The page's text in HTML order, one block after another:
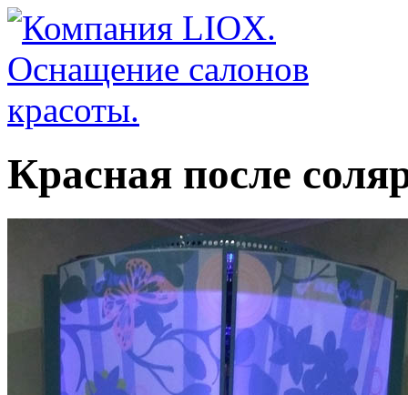
Красная после